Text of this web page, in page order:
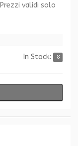
Prezzi validi solo
In Stock: 8